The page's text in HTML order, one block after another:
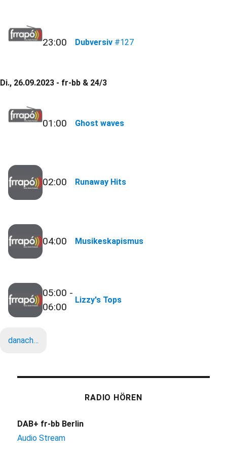
23:00 Dubversiv #127
Di., 26.09.2023 - fr-bb & 24/3
01:00 Ghost waves
02:00 Runaway Hits
04:00 Musikeskapismus
05:00 -
06:00
Lizzy's Tops
danach…
RADIO HÖREN
DAB+ fr-bb Berlin
Audio Stream